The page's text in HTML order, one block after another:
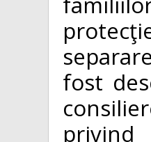
fost
privind